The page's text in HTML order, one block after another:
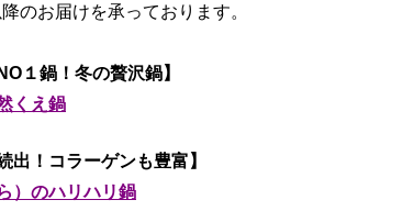
のお届けを承っております。
１鍋！冬の贅沢鍋】
くえ鍋
出！コラーゲンも豊富】
）のハリハリ鍋